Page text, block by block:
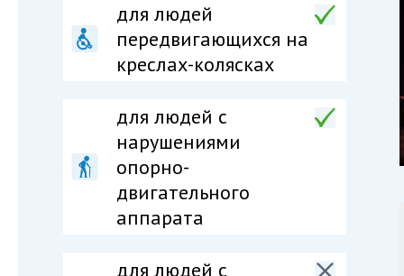
для людей
передвигающихся на
креслах-колясках
для людей c
нарушениями
опорно-
двигательного
аппарата
для людей c